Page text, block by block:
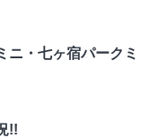
ニ・七ヶ宿パークミ
!!